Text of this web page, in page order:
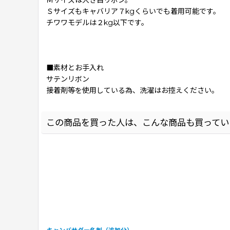
Ｓサイズもキャバリア７kgくらいでも着用可能です。
チワワモデルは２kg以下です。
■素材とお手入れ
サテンリボン
接着剤等を使用している為、洗濯はお控えください。
この商品を買った人は、こんな商品も買って